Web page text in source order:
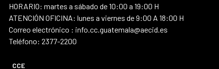
HORARIO: martes a sábado de 10:00 a 19:00 H
ATENCIÓN OFICINA: lunes a viernes de 9:00 A 18:00 H
Correo electrónico : info.cc.guatemala@aecid.es
Teléfono: 2377-2200
CCE